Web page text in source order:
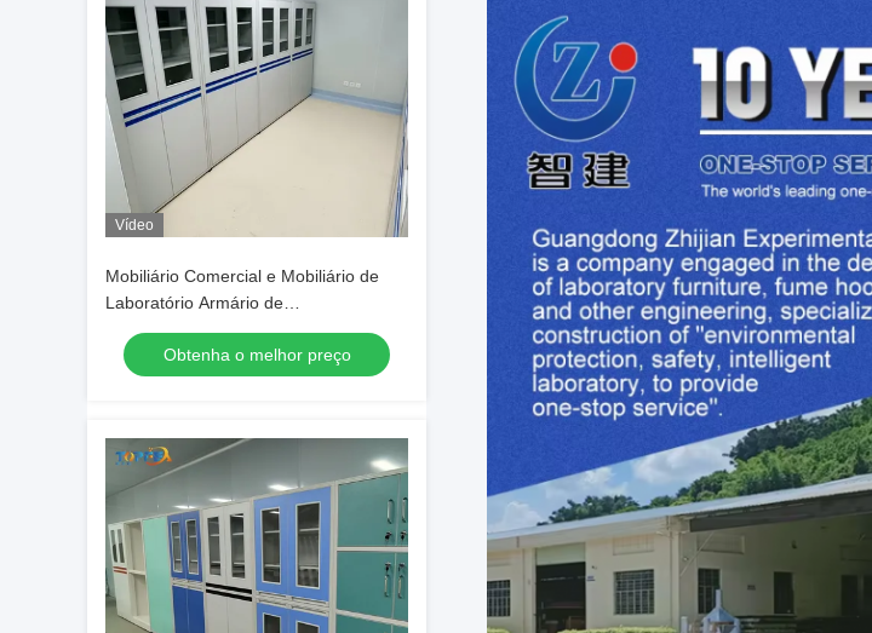
Vídeo
Mobiliário Comercial e Mobiliário de
Laboratório Armário de
Armazenamento de Laboratório com 2-
4 PrateleirasObtenha o melhor preço